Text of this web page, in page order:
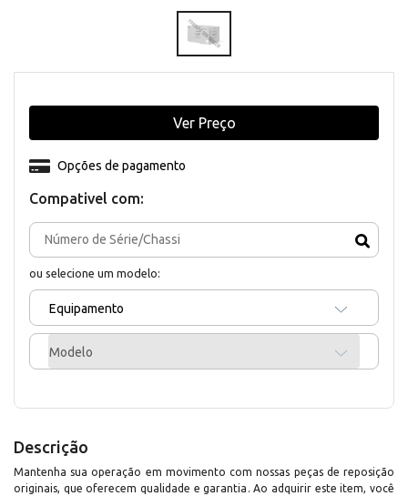
Compativel com:
ou selecione um modelo:
Equipamento
Modelo
Opções de pagamento
Ver Preço
Descrição
Mantenha sua operação em movimento com nossas peças de reposição
originais, que oferecem qualidade e garantia. Ao adquirir este item, você